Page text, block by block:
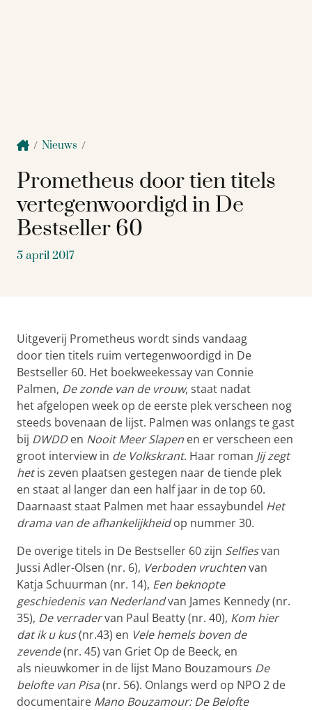
/ Nieuws /
Prometheus door tien titels
vertegenwoordigd in De
Bestseller 60
5 april 2017
Uitgeverij Prometheus wordt sinds vandaag
door tien titels ruim vertegenwoordigd in De
Bestseller 60. Het boekweekessay van Connie
Palmen, De zonde van de vrouw, staat nadat
het afgelopen week op de eerste plek verscheen nog
steeds bovenaan de lijst. Palmen was onlangs te gast
bij DWDDen Nooit Meer Slapen en er verscheen een
groot interview in de Volkskrant. Haar roman Jij zegt
hetis zeven plaatsen gestegen naar de tiende plek
en staat al langer dan een half jaar in de top 60.
Daarnaast staat Palmen met haar essaybundel Het
drama van de afhankelijkheidop nummer 30.
De overige titels in De Bestseller 60 zijn Selfiesvan
Jussi Adler-Olsen (nr. 6), Verboden vruchtenvan
Katja Schuurman (nr. 14), Een beknopte
geschiedenis van Nederlandvan James Kennedy (nr.
35), De verradervan Paul Beatty (nr. 40), Kom hier
dat ik u kus(nr.43) en Vele hemels boven de
zevende(nr. 45) van Griet Op de Beeck, en
als nieuwkomer in de lijst Mano Bouzamours De
belofte van Pisa(nr. 56). Onlangs werd op NPO 2 de
documentaire Mano Bouzamour: De Belofte